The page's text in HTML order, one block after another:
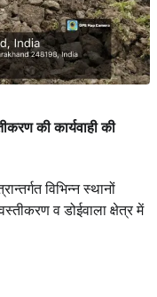
की कार्यवाही की
विभिन्न स्थानों
व डोईवाला क्षेत्र में